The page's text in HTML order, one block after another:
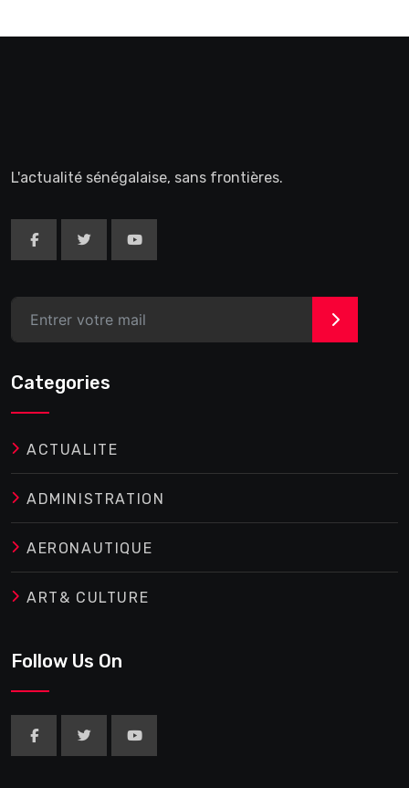
L'actualité sénégalaise, sans frontières.
>
Categories
ACTUALITE
ADMINISTRATION
AERONAUTIQUE
ART& CULTURE
Follow Us On